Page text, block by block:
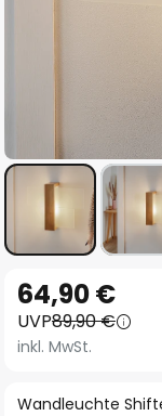
Anfang
der
Bildgalerie
Wandleuchte
64,90 €
UVP89,90 €
inkl. MwSt.